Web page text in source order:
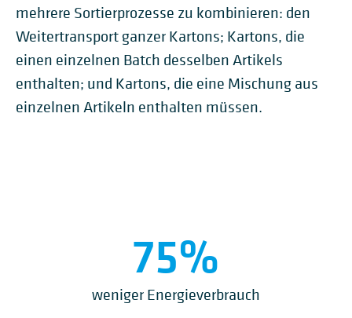
mehrere Sortierprozesse zu kombinieren: den
Weitertransport ganzer Kartons; Kartons, die
einen einzelnen Batch desselben Artikels
enthalten; und Kartons, die eine Mischung aus
einzelnen Artikeln enthalten müssen.
75%
weniger Energieverbrauch